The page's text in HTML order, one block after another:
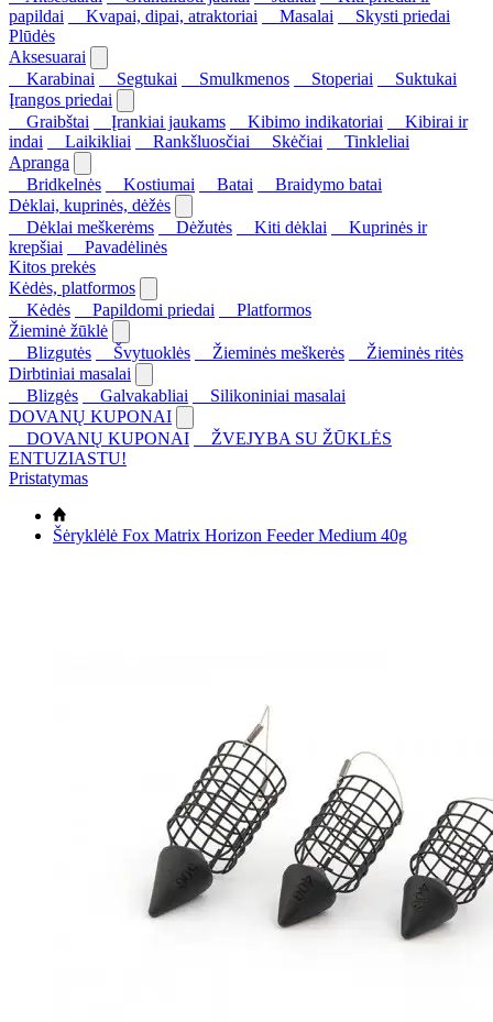
papildai
Kvapai, dipai, atraktoriai Masalai
Skysti priedai
Plūdės
Aksesuarai
Karabinai
Segtukai Smulkmenos Stoperiai
Suktukai
Įrangos priedai
Graibštai
Įrankiai jaukams Kibimo indikatoriai
Kibirai ir
indai
Laikikliai Rankšluosčiai Skėčiai
Tinkleliai
Apranga
Bridkelnės
Kostiumai Batai
Braidymo batai
Dėklai, kuprinės, dėžės
Dėklai meškerėms
Dėžutės Kiti dėklai
Kuprinės ir
krepšiai
Pavadėlinės
Kitos prekės
Kėdės, platformos
Kėdės
Papildomi priedai
Platformos
Žieminė žūklė
Blizgutės
Švytuoklės Žieminės meškerės
Žieminės ritės
Dirbtiniai masalai
Blizgės
Galvakabliai
Silikoniniai masalai
DOVANŲ KUPONAI
DOVANŲ KUPONAI
ŽVEJYBA SU ŽŪKLĖS
ENTUZIASTU!
Pristatymas
Šėryklėlė Fox Matrix Horizon Feeder Medium 40g